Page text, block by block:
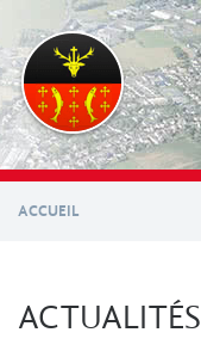
contenu
principal
ACCUEIL
ACTUALITÉS